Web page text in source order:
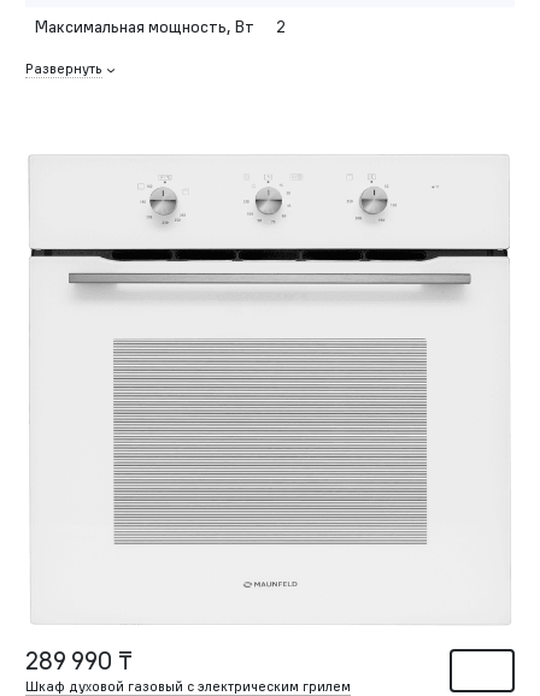
Максимальная мощность, Вт 2
Развернуть
289 990 ₸
Шкаф духовой газовый с электрическим грилем